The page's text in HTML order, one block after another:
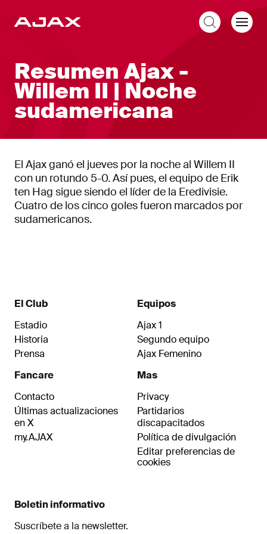
Resumen Ajax -
Willem II | Noche
sudamericana
El Ajax ganó el jueves por la noche al Willem II
con un rotundo 5-0. Así pues, el equipo de Erik
ten Hag sigue siendo el líder de la Eredivisie.
Cuatro de los cinco goles fueron marcados por
sudamericanos.
El Club
Estadio
Historia
Prensa
Fancare
Contacto
Últimas actualizaciones
en X
my.AJAX
Equipos
Ajax 1
Segundo equipo
Ajax Femenino
Mas
Privacy
Partidarios
discapacitados
Política de divulgación
Editar preferencias de
cookies
Boletin informativo
Suscríbete a la newsletter.